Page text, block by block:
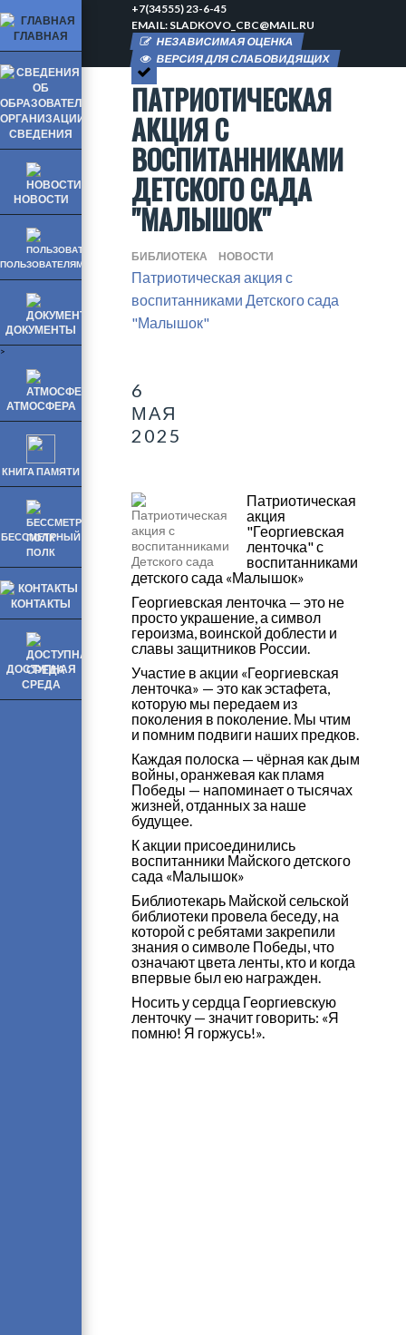
ГЛАВНАЯ
СВЕДЕНИЯ
НОВОСТИ
ПОЛЬЗОВАТЕЛЯМ
ДОКУМЕНТЫ
>
АТМОСФЕРА
КНИГА ПАМЯТИ
БЕССМЕТРНЫЙ
ПОЛК
КОНТАКТЫ
ДОСТУПНАЯ
СРЕДА
+7(34555) 23-6-45
EMAIL: SLADKOVO_CBC@MAIL.RU
НЕЗАВИСИМАЯ ОЦЕНКА
ВЕРСИЯ ДЛЯ СЛАБОВИДЯЩИХ
ПАТРИОТИЧЕСКАЯ
АКЦИЯ С
ВОСПИТАННИКАМИ
ДЕТСКОГО САДА
"МАЛЫШОК"
БИБЛИОТЕКА НОВОСТИ
Патриотическая акция с
воспитанниками Детского сада
"Малышок"
6
МАЯ
2025
Патриотическая
акция
"Георгиевская
ленточка" с
воспитанниками
детского сада «Малышок»
Георгиевская ленточка — это не
просто украшение, а символ
героизма, воинской доблести и
славы защитников России.
Участие в акции «Георгиевская
ленточка» — это как эстафета,
которую мы передаем из
поколения в поколение. Мы чтим
и помним подвиги наших предков.
Каждая полоска — чёрная как дым
войны, оранжевая как пламя
Победы — напоминает о тысячах
жизней, отданных за наше
будущее.
К акции присоединились
воспитанники Майского детского
сада «Малышок»
Библиотекарь Майской сельской
библиотеки провела беседу, на
которой с ребятами закрепили
знания о символе Победы, что
означают цвета ленты, кто и когда
впервые был ею награжден.
Носить у сердца Георгиевскую
ленточку — значит говорить: «Я
помню! Я горжусь!».